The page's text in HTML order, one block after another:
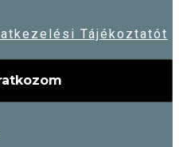
Tájékoztatót